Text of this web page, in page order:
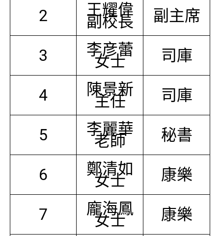
2 王耀偉
副校長 副主席
3 李彦蕾
女士 司庫
4 陳景新
主任 司庫
5 李麗華
老師 秘書
6 鄭清如
女士 康樂
7 龐海鳳
女士 康樂